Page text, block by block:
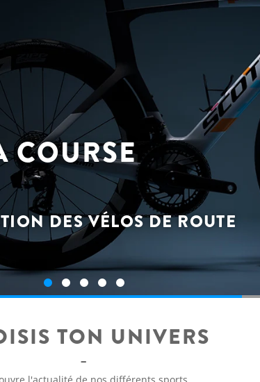
COURSE
DES VÉLOS DE ROUTE
TON UNIVERS